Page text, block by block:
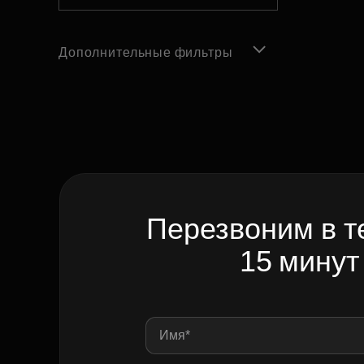
Дополнительные фильтры
Перезвоним в
15 минут